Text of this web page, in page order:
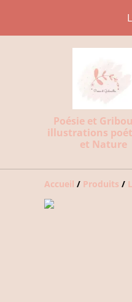
Poésie et
illustrations
et Nature
Accueil / Produits /